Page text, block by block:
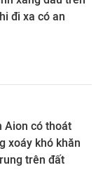
đi xa có an
Aion có thoát
xoáy khó khăn
trên đất